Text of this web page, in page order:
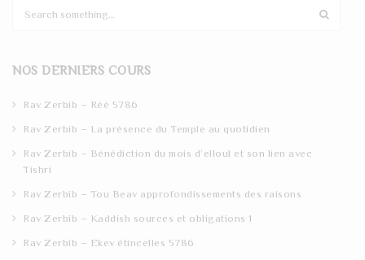
c
NOS DERNIERS COURS
Rav Zerbib – Réé 5786
Rav Zerbib – La présence du Temple au quotidien
Rav Zerbib – Bénédiction du mois d’elloul et son lien avec
Tishri
Rav Zerbib – Tou Beav approfondissements des raisons
Rav Zerbib – Kaddish sources et obligations 1
Rav Zerbib – Ekev étincelles 5786